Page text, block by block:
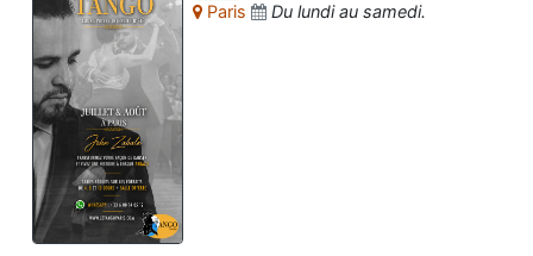
Paris
Du lundi au samedi.